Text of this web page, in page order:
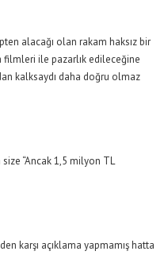
alacağı olan rakam haksız bir
filmleri ile pazarlık edileceğine
kalksaydı daha doğru olmaz
“Ancak 1,5 milyon TL
karşı açıklama yapmamış hatta